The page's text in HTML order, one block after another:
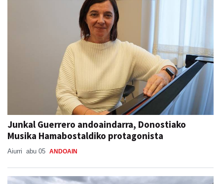
Junkal Guerrero andoaindarra, Donostiako
Musika Hamabostaldiko protagonista
Aiurri abu 05 ANDOAIN